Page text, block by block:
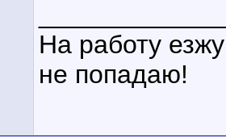
На работу
не попадаю!